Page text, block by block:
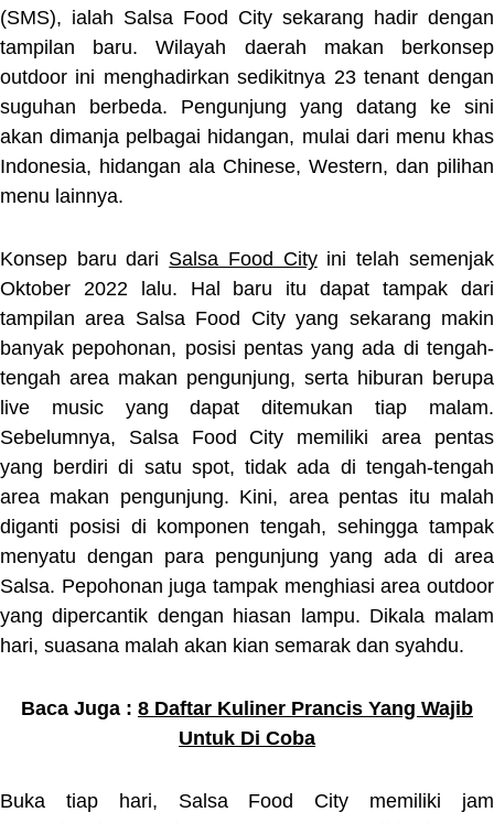
(SMS), ialah Salsa Food City sekarang hadir dengan
tampilan baru. Wilayah daerah makan berkonsep
outdoor ini menghadirkan sedikitnya 23 tenant dengan
suguhan berbeda. Pengunjung yang datang ke sini
akan dimanja pelbagai hidangan, mulai dari menu khas
Indonesia, hidangan ala Chinese, Western, dan pilihan
menu lainnya.
Konsep baru dari Salsa Food Cityini telah semenjak
Oktober 2022 lalu. Hal baru itu dapat tampak dari
tampilan area Salsa Food City yang sekarang makin
banyak pepohonan, posisi pentas yang ada di tengah-
tengah area makan pengunjung, serta hiburan berupa
live music yang dapat ditemukan tiap malam.
Sebelumnya, Salsa Food City memiliki area pentas
yang berdiri di satu spot, tidak ada di tengah-tengah
area makan pengunjung. Kini, area pentas itu malah
diganti posisi di komponen tengah, sehingga tampak
menyatu dengan para pengunjung yang ada di area
Salsa. Pepohonan juga tampak menghiasi area outdoor
yang dipercantik dengan hiasan lampu. Dikala malam
hari, suasana malah akan kian semarak dan syahdu.
Baca Juga : 8 Daftar Kuliner Prancis Yang Wajib
Untuk Di Coba
Buka tiap hari, Salsa Food City memiliki jam